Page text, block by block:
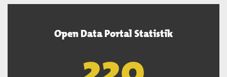
Open Data Portal Statistik